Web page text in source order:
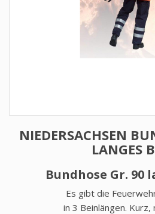
NIEDERSACHSEN
LANGES
Bundhose Gr. 90
Es gibt die
in 3 Beinlängen. Kurz,